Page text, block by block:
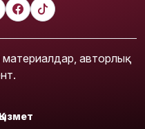
материалдар, авторлық